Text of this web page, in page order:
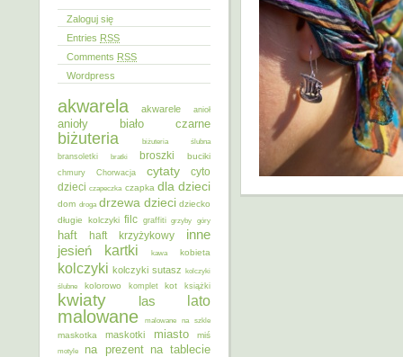
Zaloguj się
Entries RSS
Comments RSS
Wordpress
akwarela akwarele anioł
anioły biało czarne
biżuteria
biżuteria ślubna
bransoletki
bratki broszki buciki
chmury Chorwacja cytaty
cyto
dzieci czapeczka czapka dla dzieci
dom droga drzewa dzieci dziecko
długie kolczyki filc graffiti grzyby góry
haft haft krzyżykowy inne
jesień kartki kawa kobieta
kolczyki kolczyki sutasz kolczyki
ślubne
kolorowo komplet kot książki
kwiaty las lato
malowane malowane na szkle
maskotka maskotki miasto miś
motyle na prezent na tablecie